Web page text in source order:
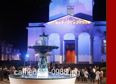
cathedrale-0988.jpg